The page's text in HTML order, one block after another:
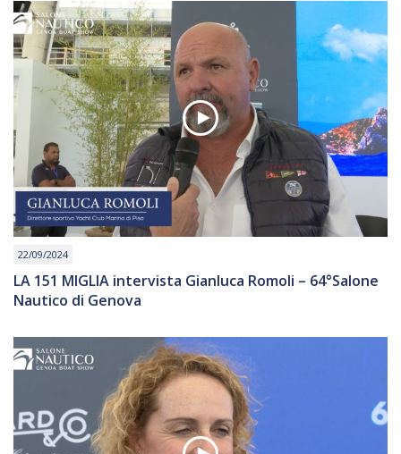
22/09/2024
LA 151 MIGLIA intervista Gianluca Romoli – 64°Salone
Nautico di Genova